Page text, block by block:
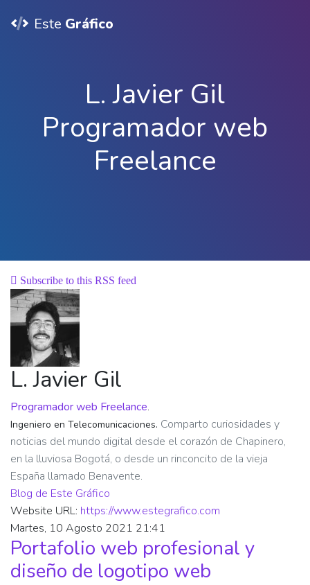
Este Gráfico
L. Javier Gil
Programador web
Freelance
Subscribe to this RSS feed
L. Javier Gil
Programador web Freelance.
Ingeniero en Telecomunicaciones. Comparto curiosidades y
noticias del mundo digital desde el corazón de Chapinero,
en la lluviosa Bogotá, o desde un rinconcito de la vieja
España llamado Benavente.
Blog de Este Gráfico
Website URL: https://www.estegrafico.com
Martes, 10 Agosto 2021 21:41
Portafolio web profesional y
diseño de logotipo web